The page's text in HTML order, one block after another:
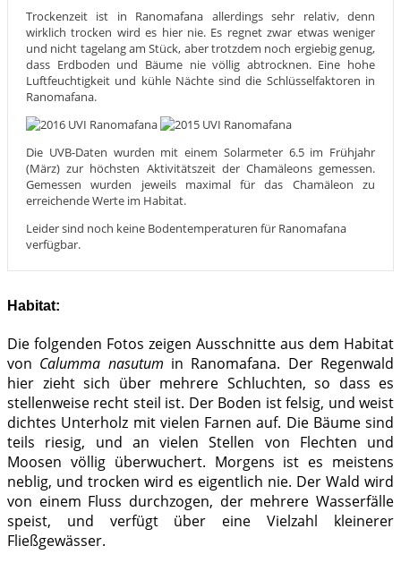
Trockenzeit ist in Ranomafana allerdings sehr relativ, denn
wirklich trocken wird es hier nie. Es regnet zwar etwas weniger
und nicht tagelang am Stück, aber trotzdem noch ergiebig genug,
dass Erdboden und Bäume nie völlig abtrocknen. Eine hohe
Luftfeuchtigkeit und kühle Nächte sind die Schlüsselfaktoren in
Ranomafana.
Die UVB-Daten wurden mit einem Solarmeter 6.5 im Frühjahr
(März) zur höchsten Aktivitätszeit der Chamäleons gemessen.
Gemessen wurden jeweils maximal für das Chamäleon zu
erreichende Werte im Habitat.
Leider sind noch keine Bodentemperaturen für Ranomafana
verfügbar.
Habitat:
Die folgenden Fotos zeigen Ausschnitte aus dem Habitat
von Calumma nasutum in Ranomafana. Der Regenwald
hier zieht sich über mehrere Schluchten, so dass es
stellenweise recht steil ist. Der Boden ist felsig, und weist
dichtes Unterholz mit vielen Farnen auf. Die Bäume sind
teils riesig, und an vielen Stellen von Flechten und
Moosen völlig überwuchert. Morgens ist es meistens
neblig, und trocken wird es eigentlich nie. Der Wald wird
von einem Fluss durchzogen, der mehrere Wasserfälle
speist, und verfügt über eine Vielzahl kleinerer
Fließgewässer.